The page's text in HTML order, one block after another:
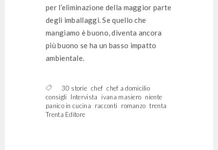
per l’eliminazione della maggior parte
degli imballaggi. Se quello che
mangiamo è buono, diventa ancora
più buono se ha un basso impatto
ambientale.
30 storie chef chef a domicilio
consigli
Intervista ivana masiero niente
panico in cucina
racconti romanzo trenta
Trenta Editore